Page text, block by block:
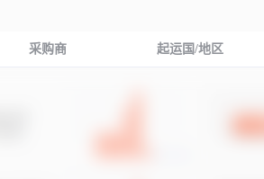
采购商 起运国/地区